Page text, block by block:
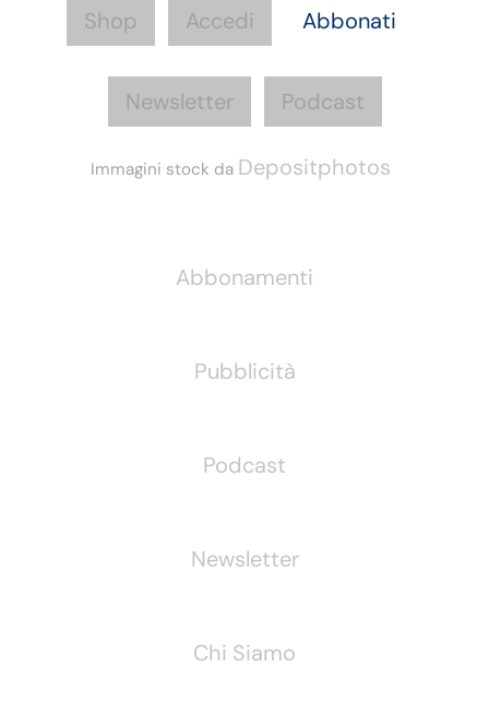
Shop Accedi Abbonati
Newsletter Podcast
Immagini stock da Depositphotos
Abbonamenti
Pubblicità
Podcast
Newsletter
Chi Siamo